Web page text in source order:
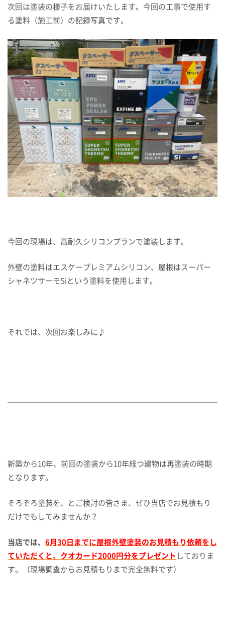
次回は塗装の様子をお届けいたします。今回の工事で使用す
る塗料（施工前）の記録写真です。
今回の現場は、高耐久シリコンプランで塗装します。
外壁の塗料はエスケープレミアムシリコン、屋根はスーパー
シャネツサーモSiという塗料を使用します。
それでは、次回お楽しみに♪
新築から10年、前回の塗装から10年経つ建物は再塗装の時期
となります。
そろそろ塗装を、とご検討の皆さま、ぜひ当店でお見積もり
だけでもしてみませんか？
当店では、 6月30日までに屋根外壁塗装のお見積もり依頼をし
ていただくと、クオカード2000円分をプレゼント しておりま
す。（現場調査からお見積もりまで完全無料です）